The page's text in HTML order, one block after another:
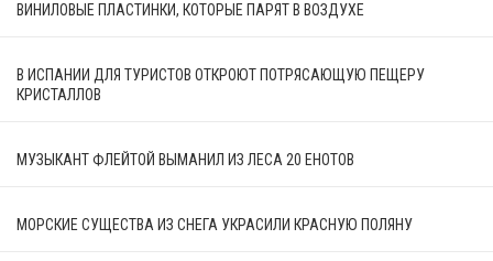
ВИНИЛОВЫЕ ПЛАСТИНКИ, КОТОРЫЕ ПАРЯТ В ВОЗДУХЕ
В ИСПАНИИ ДЛЯ ТУРИСТОВ ОТКРОЮТ ПОТРЯСАЮЩУЮ ПЕЩЕРУ
КРИСТАЛЛОВ
МУЗЫКАНТ ФЛЕЙТОЙ ВЫМАНИЛ ИЗ ЛЕСА 20 ЕНОТОВ
МОРСКИЕ СУЩЕСТВА ИЗ СНЕГА УКРАСИЛИ КРАСНУЮ ПОЛЯНУ